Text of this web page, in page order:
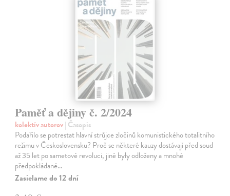
Paměť a dějiny č. 2/2024
kolektív autorov| Časopis
Podařilo se potrestat hlavní strůjce zločinů komunistického totalitního
režimu v Československu? Proč se některé kauzy dostávají před soud
až 35 let po sametové revoluci, jiné byly odloženy a mnohé
předpokládané…
Zasielame do 12 dní